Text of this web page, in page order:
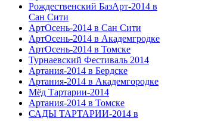
Рождественский БазАрт-2014 в
Сан Сити
АртОсень-2014 в Сан Сити
АртОсень-2014 в Академгродке
АртОсень-2014 в Томске
Турнаевский Фестиваль 2014
Артания-2014 в Бердске
Артания-2014 в Академгородке
Мёд Тартарии-2014
Артания-2014 в Томске
САДЫ ТАРТАРИИ-2014 в